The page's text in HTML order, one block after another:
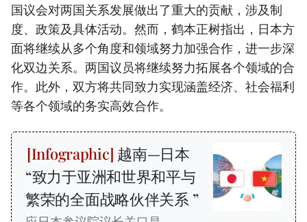
国议会对两国关系发展做出了重大的贡献，涉及制
度、政策及具体活动。然而，鹤本正树指出，日本方
面将继续从多个角度和领域努力加强合作，进一步深
化双边关系。两国议员将继续努力拓展各个领域的合
作。此外，双方将共同致力实现涵盖经济、社会福利
等各个领域的务实高效合作。
越南—日本
“致力于亚洲和世界和平与
繁荣的全面战略伙伴关系 ”